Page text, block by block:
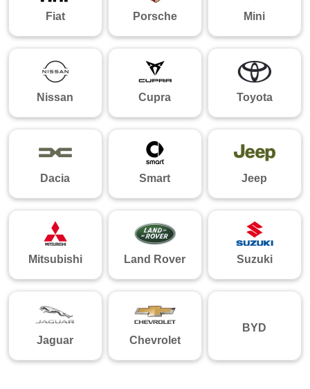
Fiat Porsche Mini
Nissan Cupra Toyota
Dacia Smart Jeep
Mitsubishi Land Rover Suzuki
Jaguar Chevrolet
BYD